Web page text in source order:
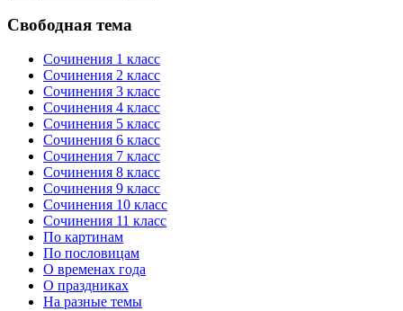
Свободная тема
Сочинения 1 класс
Сочинения 2 класс
Сочинения 3 класс
Сочинения 4 класс
Сочинения 5 класс
Сочинения 6 класс
Сочинения 7 класс
Сочинения 8 класс
Сочинения 9 класс
Сочинения 10 класс
Сочинения 11 класс
По картинам
По пословицам
О временах года
О праздниках
На разные темы